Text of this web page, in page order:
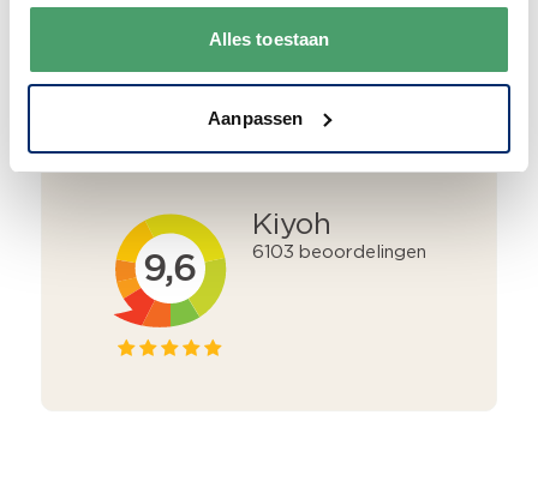
Alles toestaan
Aanpassen
Goede waardering
We krijgen een goede waardering van Onze